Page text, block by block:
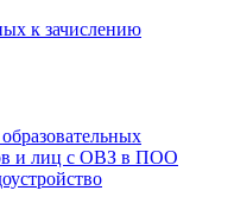
к зачислению
и лиц с ОВЗ в ПОО